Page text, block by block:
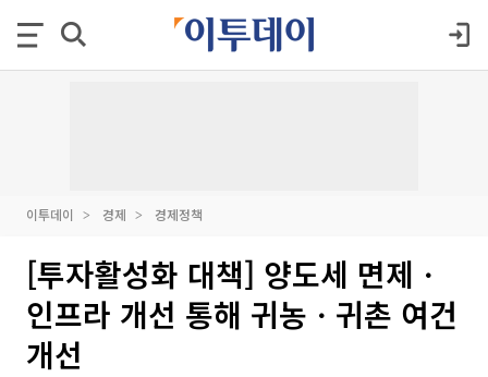
이투데이 경제 경제정책
[투자활성화 대책] 양도세 면제ㆍ
인프라 개선 통해 귀농ㆍ귀촌 여건
개선